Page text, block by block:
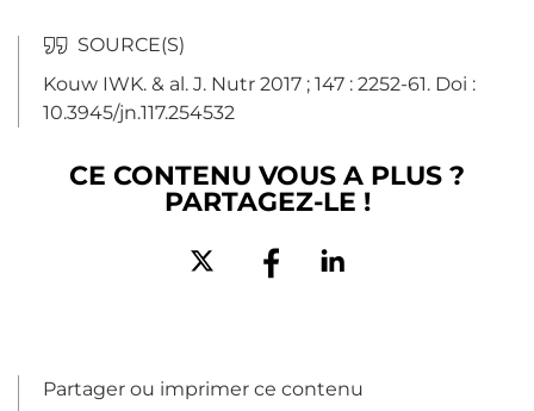
Kouw IWK. & al. J. Nutr 2017 ; 147 : 2252-61. Doi :
10.3945/jn.117.254532
CE CONTENU VOUS A PLUS ?
PARTAGEZ-LE !
Partager ou imprimer ce contenu